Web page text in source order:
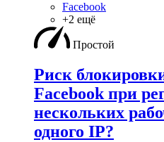
Facebook
+2 ещё
Простой
Риск
Facebook при
нескольких
одного IP?